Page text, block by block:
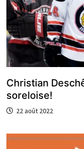
Christian
soreloise!
22 août 2022